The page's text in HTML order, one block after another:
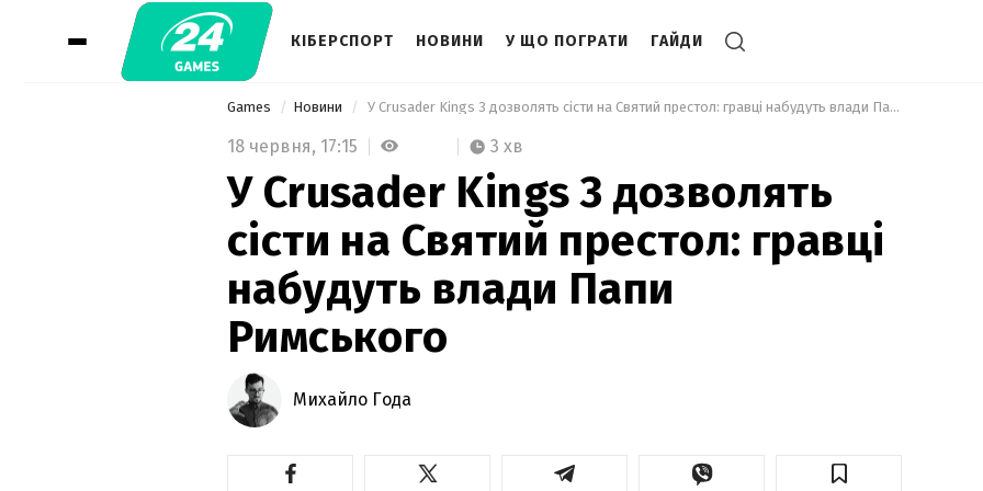
КІБЕРСПОРТ НОВИНИ У ЩО ПОГРАТИ ГАЙДИ
Games Новини У Crusader Kings 3 дозволять сісти на Святий престол: гравці набудуть влади Папи Римського
18 червня, 17:15 3 хв
У Crusader Kings 3 дозволять
сісти на Святий престол: гравці
набудуть влади Папи
Римського
Михайло Года